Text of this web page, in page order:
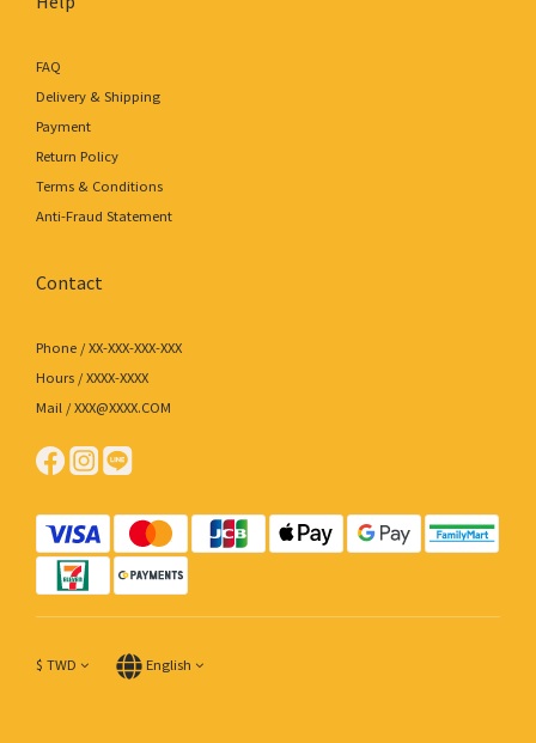
FAQ
Delivery & Shipping
Payment
Return Policy
Terms & Conditions
Anti-Fraud Statement
Contact
Phone / XX-XXX-XXX-XXX
Hours / XXXX-XXXX
Mail / XXX@XXXX.COM
$ TWD English